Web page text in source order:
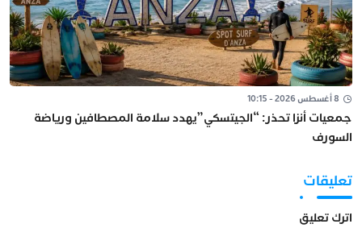
8 أغسطس 2026 - 10:15
جمعيات أنزا تحذر: “الجيتسكي”يهدد سلامة المصطافين ورياضة
السورف
تعليقات
اترك تعليق